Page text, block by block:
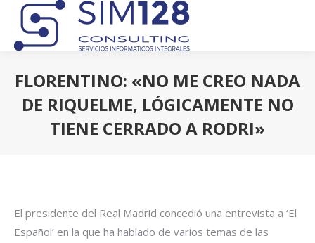
FLORENTINO: «NO ME CREO NADA
DE RIQUELME, LÓGICAMENTE NO
TIENE CERRADO A RODRI»
El presidente del Real Madrid concedió una entrevista a ‘El
Español’ en la que ha hablado de varios temas de las